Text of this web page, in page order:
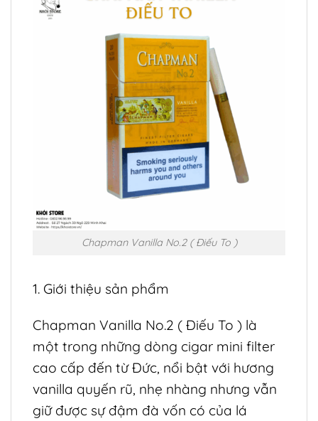
Chapman Vanilla No.2 ( Điếu To )
1. Giới thiệu sản phẩm
Chapman Vanilla No.2 ( Điếu To ) là
một trong những dòng cigar mini filter
cao cấp đến từ Đức, nổi bật với hương
vanilla quyến rũ, nhẹ nhàng nhưng vẫn
giữ được sự đậm đà vốn có của lá